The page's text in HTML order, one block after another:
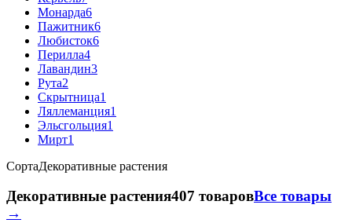
Монарда6
Пажитник6
Любисток6
Перилла4
Лавандин3
Рута2
Скрытница1
Ляллеманция1
Эльсгольция1
Мирт1
СортаДекоративные растения
Декоративные растения407 товаровВсе товары
→